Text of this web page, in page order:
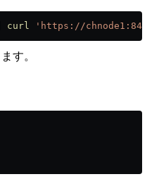
curl 'https://chnode1:8443'
す。